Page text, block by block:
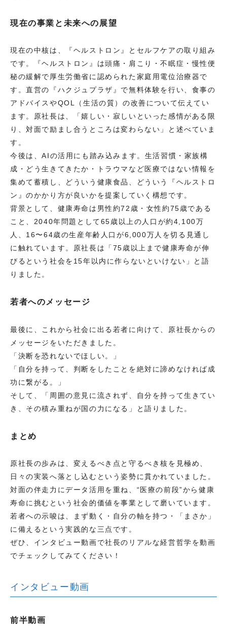
現在の事業と未来への展望
現在の中核は、『ヘルストロン』とセルフケアの取り組み
です。『ヘルストロン』は頭痛・肩こり・不眠症・慢性便
秘の緩解で厚生労働省に認められた家庭用電位治療器で
す。直営の『ハクジュプラザ』で無料体験を行い、食事の
アドバイスやQOL（生活の質）の改善について伝えてい
ます。原社長は、「嬉しい・寂しいといった感情がある限
り、対面で励まし合うところは変わらない」と述べていま
す。
今後は、AIの活用にも踏み込みます。生活習慣・家族構
成・どう生きてきたか・トラウマなど医療ではない情報を
集めて蓄積し、どういう健康食品、どういう『ヘルストロ
ン』のかかり方が良いかを提案していく構想です。
背景として、健康寿命は男性約72歳・女性約75歳である
こと、2040年問題として65歳以上の人口が約4,100万
人、16〜64歳の生産年齢人口が6,000万人を切る見通し
に触れています。原社長は「75歳以上まで健康寿命が伸
びるという社会を15年以内に作らないといけない」と語
りました。
若者へのメッセージ
最後に、これから社会に出る若者に向けて、原社長からの
メッセージをいただきました。
「決断を恐れないでほしい。」
「自分を持って、判断をしたことを絶対に諦めなければ成
功に繋がる。」
そして、「周囲の意見に流されず、自分を持って生きてい
き、その積み重ねが国の力になる」と語りました。
まとめ
原社長の歩みは、変えるべき点と守るべき核を見極め、
日々の実装へ落とし込むという姿勢に貫かれていました。
対面の伴走力にデータ活用を重ね、“医療の前段”から健康
寿命に挑むという社会的価値を事業として磨いています。
若者への示唆は、まず動く・自分の軸を持つ・「まさか」
に備えるという実践的な三点です。
ぜひ、インタビュー動画で社長のリアルな経営哲学を動画
でチェックしてみてください！
インタビュー動画
前半動画